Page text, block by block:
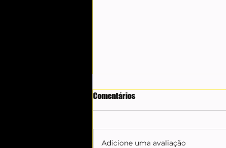
Comentários
Adicione uma avaliação